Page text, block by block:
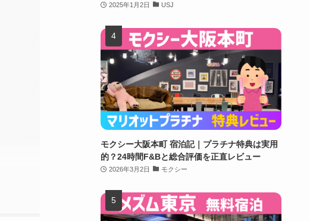
2025年1月2日 USJ
モクシー大阪本町 宿泊記｜プラチナ特典は実用
的？24時間F&Bと総合評価を正直レビュー
2026年3月2日 モクシー